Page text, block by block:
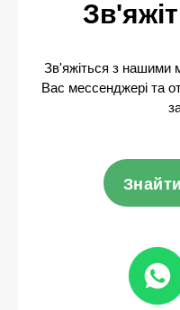
Зв'яжіться з нашими
Вас мессенджері та